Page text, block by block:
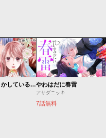
私たちはどうかしている 妻恋いやわはだに春雷
アサダニッキ
7話無料